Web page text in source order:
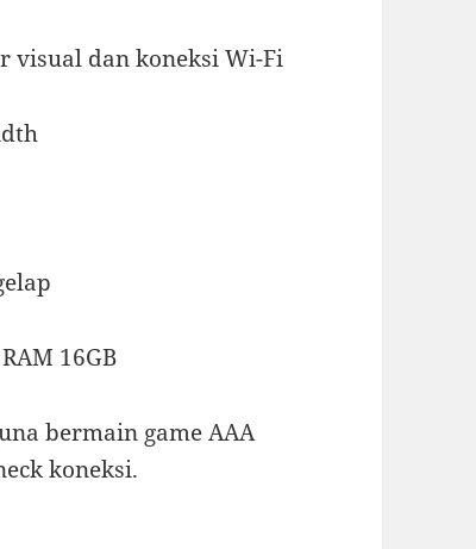
visual dan koneksi Wi-Fi
16GB
bermain game AAA
koneksi.